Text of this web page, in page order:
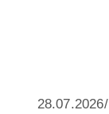
28.07.2026/